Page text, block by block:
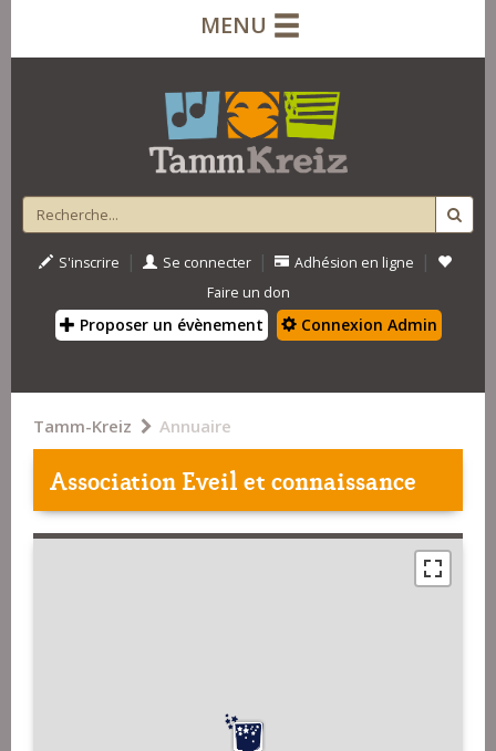
MENU
S'inscrire | Se connecter | Adhésion en ligne |
Faire un don
Proposer un évènement Connexion Admin
Tamm-Kreiz Annuaire
Association Eveil et connaissance